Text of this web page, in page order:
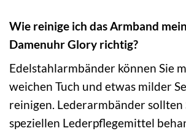
Wie reinige ich das Armband
Damenuhr Glory richtig?
Edelstahlarmbänder können Sie
weichen Tuch und etwas milder
reinigen. Lederarmbänder sollten
speziellen Lederpflegemittel